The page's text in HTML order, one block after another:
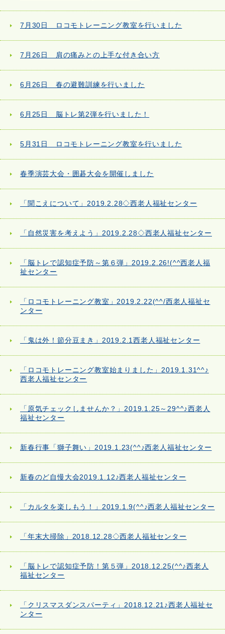
7月30日 ロコモトレーニング教室を行いました
7月26日 肩の痛みとの上手な付き合い方
6月26日 春の避難訓練を行いました
6月25日 脳トレ第2弾を行いました！
5月31日 ロコモトレーニング教室を行いました
春季演芸大会・囲碁大会を開催しました
「聞こえについて」2019.2.28◇西老人福祉センター
「自然災害を考えよう」2019.2.28◇西老人福祉センター
「脳トレで認知症予防～第６弾」2019.2.26!(^^西老人福
祉センター
「ロコモトレーニング教室」2019.2.22(^^/西老人福祉セ
ンター
「鬼は外！節分豆まき」2019.2.1西老人福祉センター
「ロコモトレーニング教室始まりました」2019.1.31^^♪
西老人福祉センター
「原気チェックしませんか？」2019.1.25～29^^♪西老人
福祉センター
新春行事「獅子舞い」2019.1.23(^^♪西老人福祉センター
新春のど自慢大会2019.1.12♪西老人福祉センター
「カルタを楽しもう！」2019.1.9(^^♪西老人福祉センター
「年末大掃除」2018.12.28◇西老人福祉センター
「脳トレで認知症予防！第５弾」2018.12.25(^^♪西老人
福祉センター
「クリスマスダンスパーティ」2018.12.21♪西老人福祉セ
ンター